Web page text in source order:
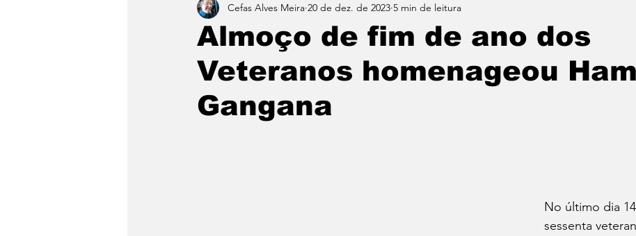
Almoço de fim de ano dos
Veteranos homenageou
Gangana
Cefas Alves Meira 20 de dez. de 2023 5 min de leitura
No último dia
sessenta